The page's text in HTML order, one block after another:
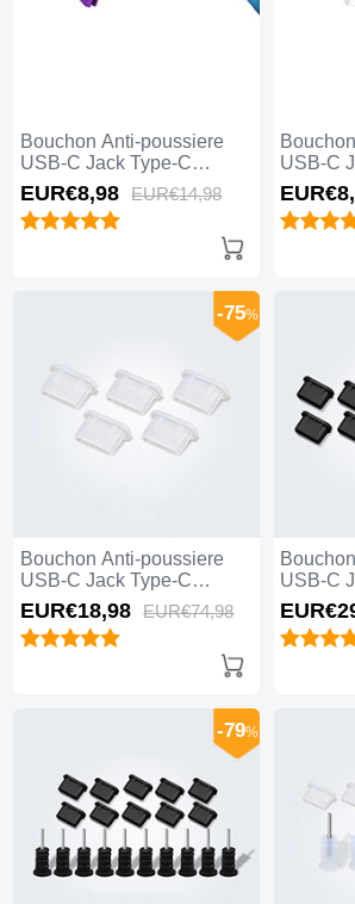
Bouchon Anti-poussiere
USB-C Jack Type-C
Universel H13 Violet
EUR€8,98 EUR€14,98
USB-C
EUR€8,
Bouchon Anti-poussiere
USB-C Jack Type-C
Universel 5PCS H01 Blanc
-75%
EUR€18,98 EUR€74,98
USB-C
-79%